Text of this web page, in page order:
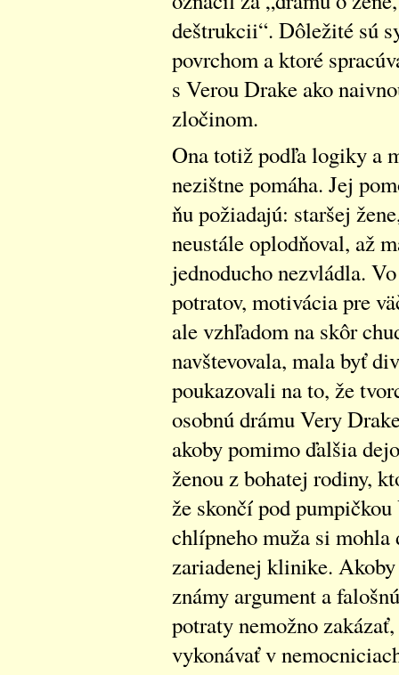
deštrukcii“. Dôležité sú
povrchom a ktoré
s Verou Drake ako
zločinom.
Ona totiž podľa logiky a
nezištne pomáha. Jej
ňu požiadajú: staršej
neustále oplodňoval, až
jednoducho nezvládla.
potratov, motivácia pre
ale vzhľadom na skôr
navštevovala, mala byť
poukazovali na to, že
osobnú drámu Very
akoby pomimo ďalšia
ženou z bohatej rodiny,
že skončí pod
chlípneho muža si
zariadenej klinike.
známy argument a
potraty nemožno
vykonávať v